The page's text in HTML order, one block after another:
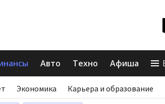
Авто Техно Афиша
Экономика Карьера и образование